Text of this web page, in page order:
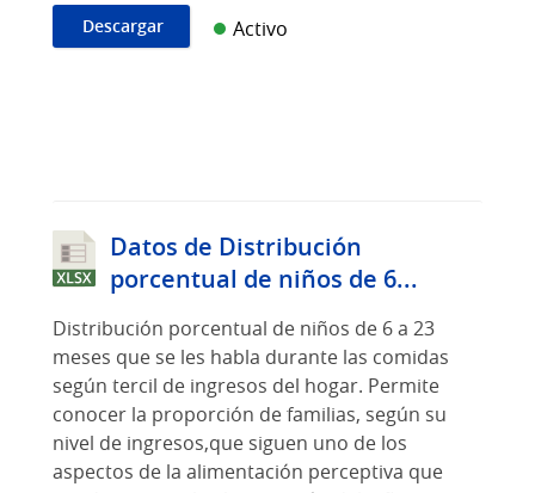
Descargar Activo
Datos de Distribución
porcentual de niños de 6...
Distribución porcentual de niños de 6 a 23
meses que se les habla durante las comidas
según tercil de ingresos del hogar. Permite
conocer la proporción de familias, según su
nivel de ingresos,que siguen uno de los
aspectos de la alimentación perceptiva que